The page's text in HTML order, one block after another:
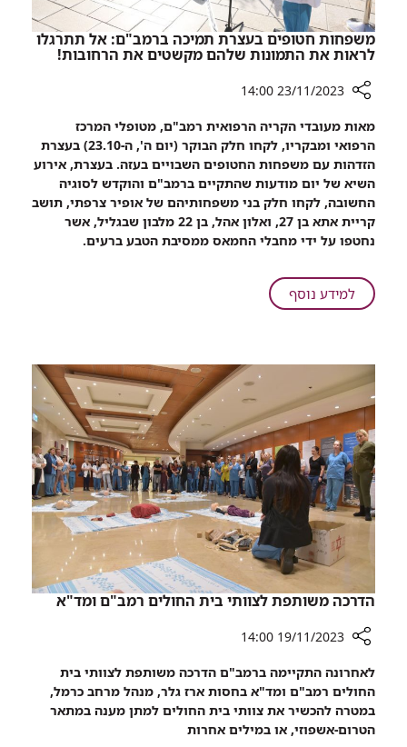
משפחות חטופים בעצרת תמיכה ברמב"ם: אל תתרגלו
לראות את התמונות שלהם מקשטים את הרחובות!
שיתוף
משפחות
חטופים
בעצרת
תמיכה
ברמב"ם:
לראות
את
מקשטים
את
הרחובות!
23/11/2023 14:00
מאות מעובדי הקריה הרפואית רמב"ם, מטופלי המרכז
הרפואי ומבקריו, לקחו חלק הבוקר (יום ה', ה-23.10) בעצרת
הזדהות עם משפחות החטופים השבויים בעזה. בעצרת, אירוע
השיא של יום מודעות שהתקיים ברמב"ם והוקדש לסוגיה
החשובה, לקחו חלק בני משפחותיהם של אופיר צרפתי, תושב
קריית אתא בן 27, ואלון אהל, בן 22 מלבון שבגליל, אשר
נחטפו על ידי מחבלי החמאס ממסיבת הטבע ברעים.
למידע נוסףעל
משפחות
תמיכה
ברמב"ם:
אל
תתרגלו
לראות
את
התמונות
שלהם
מקשטים
את
הרחובות!
הדרכה משותפת לצוותי בית החולים רמב"ם ומד"א
שיתוף
הדרכה
משותפת
לצוותי
19/11/2023 14:00
לאחרונה התקיימה ברמב"ם הדרכה משותפת לצוותי בית
החולים רמב"ם ומד"א בחסות ארז גלר, מנהל מרחב כרמל,
במטרה להכשיר את צוותי בית החולים למתן מענה במתאר
הטרום-אשפוזי, או במילים אחרות